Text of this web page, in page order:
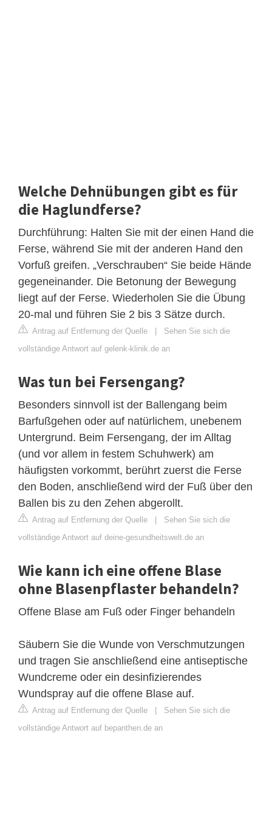
Welche Dehnübungen gibt es für
die Haglundferse?
Durchführung: Halten Sie mit der einen Hand die
Ferse, während Sie mit der anderen Hand den
Vorfuß greifen. „Verschrauben“ Sie beide Hände
gegeneinander. Die Betonung der Bewegung
liegt auf der Ferse. Wiederholen Sie die Übung
20-mal und führen Sie 2 bis 3 Sätze durch.
Antrag auf Entfernung der Quelle | Sehen Sie sich die
vollständige Antwort auf gelenk-klinik.de an
Was tun bei Fersengang?
Besonders sinnvoll ist der Ballengang beim
Barfußgehen oder auf natürlichem, unebenem
Untergrund. Beim Fersengang, der im Alltag
(und vor allem in festem Schuhwerk) am
häufigsten vorkommt, berührt zuerst die Ferse
den Boden, anschließend wird der Fuß über den
Ballen bis zu den Zehen abgerollt.
Antrag auf Entfernung der Quelle | Sehen Sie sich die
vollständige Antwort auf deine-gesundheitswelt.de an
Wie kann ich eine offene Blase
ohne Blasenpflaster behandeln?
Offene Blase am Fuß oder Finger behandeln
Säubern Sie die Wunde von Verschmutzungen
und tragen Sie anschließend eine antiseptische
Wundcreme oder ein desinfizierendes
Wundspray auf die offene Blase auf.
Antrag auf Entfernung der Quelle | Sehen Sie sich die
vollständige Antwort auf bepanthen.de an